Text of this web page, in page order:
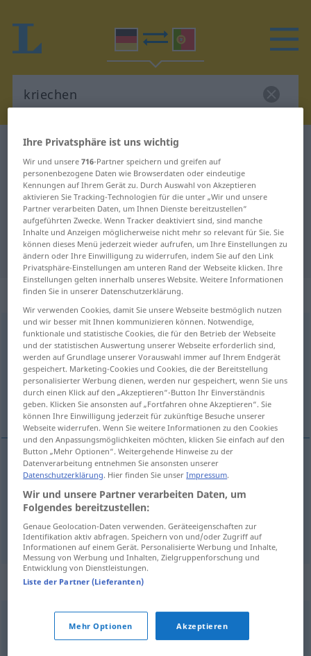
Deutsch-Portugiesisch Wörterbuch
Deutsch-Portugiesisch
Übersetzung für "kriechen"
"kriechen" Portugiesisch
Übersetzung
„kriechen“
kriechen [ˈkriːçən] <h.u.s.>
Übersicht aller Übersetzungen
(Für mehr Details die Übersetzung anklicken/antippen)
arrastar-se, rastejar
arrastar-se kriechen
rastejar kriechen
Synonyme für "kriechen"
Ihre Privatsphäre ist uns wichtig
Wir und unsere716-Partner speichern und greifen auf
personenbezogene Daten wie Browserdaten oder eindeutige
Kennungen auf Ihrem Gerät zu. Durch Auswahl von Akzeptieren
aktivieren Sie Tracking-Technologien für die unter „Wir und unsere
Partner verarbeiten Daten, um Ihnen Dienste bereitzustellen“
aufgeführten Zwecke. Wenn Tracker deaktiviert sind, sind manche
Inhalte und Anzeigen möglicherweise nicht mehr so relevant für Sie. Sie
können dieses Menü jederzeit wieder aufrufen, um Ihre Einstellungen zu
ändern oder Ihre Einwilligung zu widerrufen, indem Sie auf den Link
Privatsphäre-Einstellungen am unteren Rand der Webseite klicken. Ihre
Einstellungen gelten innerhalb unseres Website. Weitere Informationen
finden Sie in unserer Datenschutzerklärung.
Wir verwenden Cookies, damit Sie unsere Webseite bestmöglich nutzen
und wir besser mit Ihnen kommunizieren können. Notwendige,
funktionale und statistische Cookies, die für den Betrieb der Webseite
und der statistischen Auswertung unserer Webseite erforderlich sind,
werden auf Grundlage unserer Vorauswahl immer auf Ihrem Endgerät
gespeichert. Marketing-Cookies und Cookies, die der Bereitstellung
personalisierter Werbung dienen, werden nur gespeichert, wenn Sie uns
durch einen Klick auf den „Akzeptieren“-Button Ihr Einverständnis
geben. Klicken Sie ansonsten auf „Fortfahren ohne Akzeptieren“. Sie
können Ihre Einwilligung jederzeit für zukünftige Besuche unserer
Webseite widerrufen. Wenn Sie weitere Informationen zu den Cookies
und den Anpassungsmöglichkeiten möchten, klicken Sie einfach auf den
Button „Mehr Optionen“. Weitergehende Hinweise zu der
Datenverarbeitung entnehmen Sie ansonsten unserer
Datenschutzerklärung. Hier finden Sie unserImpressum.
Wir und unsere Partner verarbeiten Daten, um
Folgendes bereitzustellen:
Genaue Geolocation-Daten verwenden. Geräteeigenschaften zur
Identifikation aktiv abfragen. Speichern von und/oder Zugriff auf
Informationen auf einem Gerät. Personalisierte Werbung und Inhalte,
Messung von Werbung und Inhalten, Zielgruppenforschung und
Entwicklung von Dienstleistungen.
Liste der Partner (Lieferanten)
Mehr Optionen Akzeptieren